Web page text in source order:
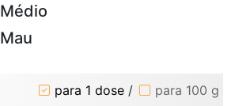
Médio
Mau
para 1 dose / para 100 g